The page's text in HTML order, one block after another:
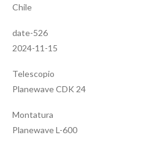
Chile
date-526
2024-11-15
Telescopio
Planewave CDK 24
Montatura
Planewave L-600